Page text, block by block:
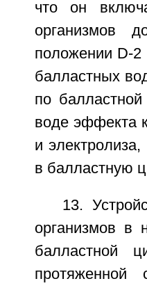
что он
организмов
положении D-
балластных
по
воде эффекта
и
в балластную
13.
организмов в
балластной